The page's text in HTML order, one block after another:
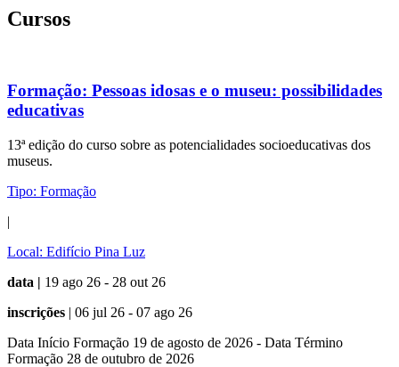
Cursos
Formação: Pessoas idosas e o museu: possibilidades
educativas
13ª edição do curso sobre as potencialidades socioeducativas dos
museus.
Tipo: Formação
|
Local: Edifício Pina Luz
data | 19 ago 26 - 28 out 26
inscrições | 06 jul 26 - 07 ago 26
Data Início Formação 19 de agosto de 2026 - Data Término
Formação 28 de outubro de 2026